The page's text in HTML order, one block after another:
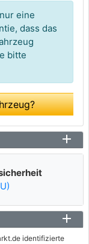
eine
dass das
bitte
identifizierte